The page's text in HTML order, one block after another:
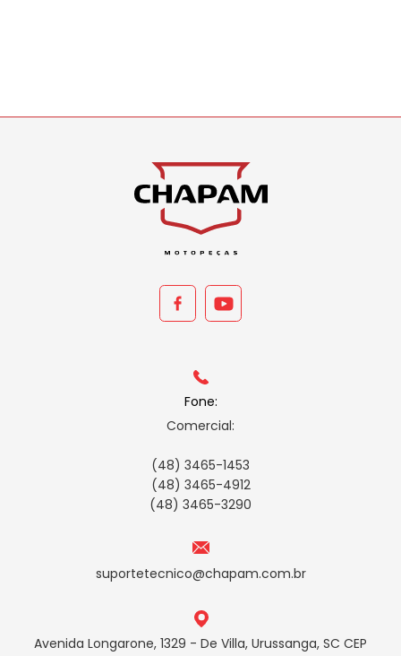
Fone:
Comercial:
(48) 3465-1453
(48) 3465-4912
(48) 3465-3290
suportetecnico@chapam.com.br
Avenida Longarone, 1329 - De Villa, Urussanga, SC CEP